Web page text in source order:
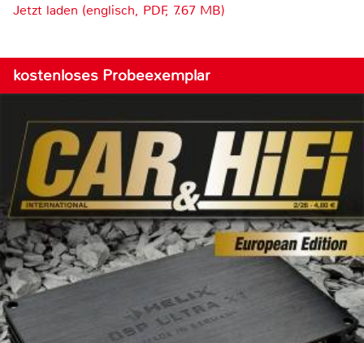
Jetzt laden (englisch, PDF, 7.67 MB)
kostenloses Probeexemplar